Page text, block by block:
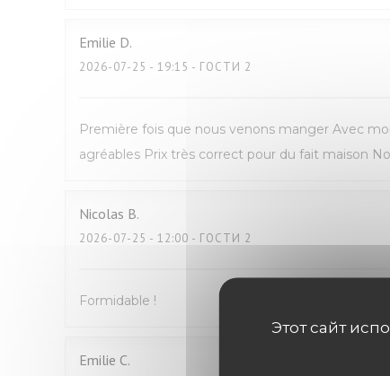
Этот сайт
Emilie D
2026-07-25 - 19:15 - ГОСТИ 2
Première fois que nous venons manger Avec
agréables Prix très correct pour du fait maison
Nicolas B
2026-07-25 - 12:00 - ГОСТИ 2
Formidable !
Emilie C